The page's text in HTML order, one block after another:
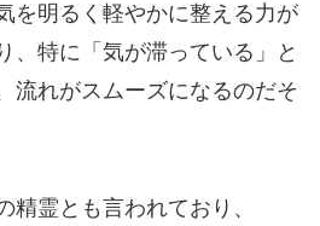
を明るく軽やかに整える力が
、特に「気が滞っている」と
流れがスムーズになるのだそ
精霊とも言われており、